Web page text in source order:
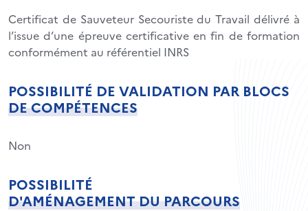
Certificat de Sauveteur Secouriste du Travail délivré à
l’issue d’une épreuve certificative en fin de formation
conformément au référentiel INRS
POSSIBILITÉ DE VALIDATION PAR BLOCS
DE COMPÉTENCES
Non
POSSIBILITÉ
D'AMÉNAGEMENT DU PARCOURS